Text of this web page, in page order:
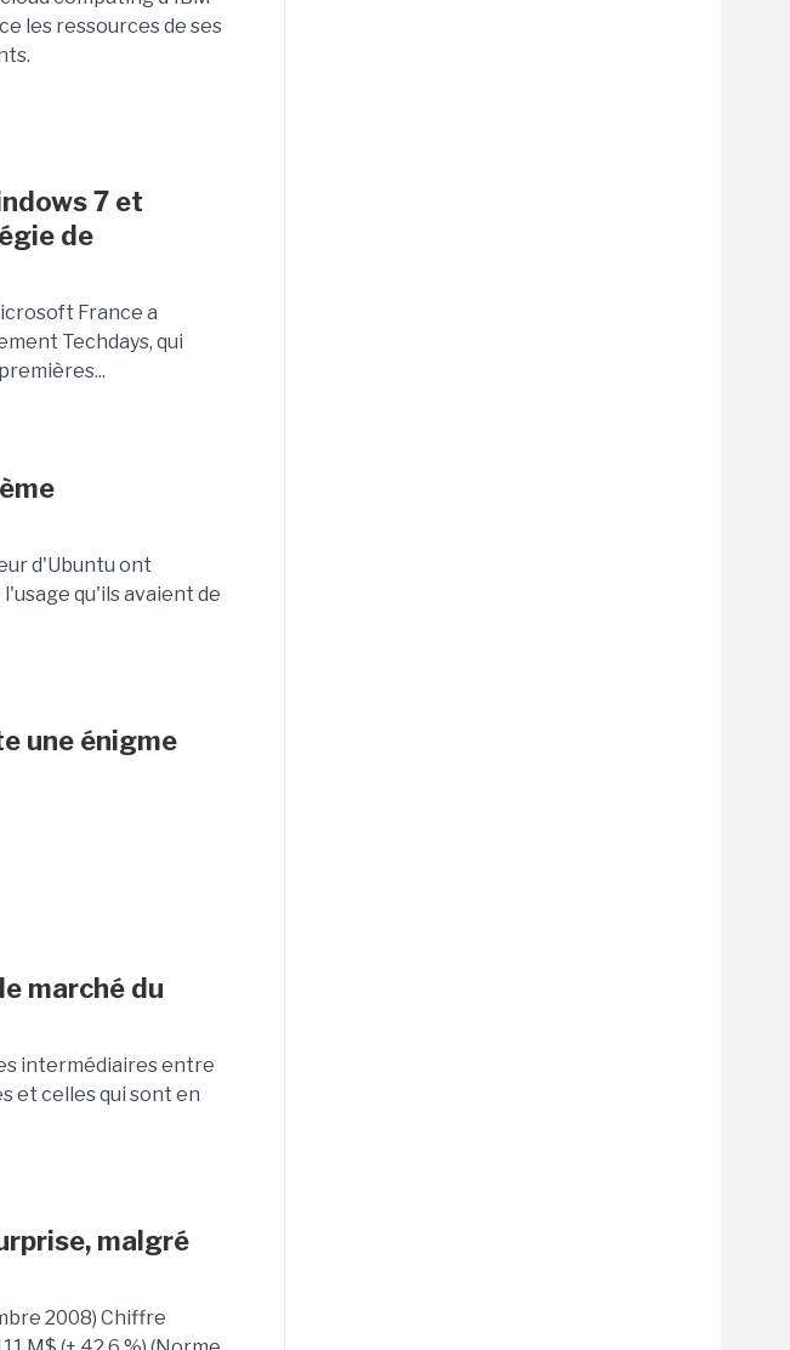
les ressources de ses
7 et
de
France a
Techdays, qui
d'Ubuntu ont
qu'ils avaient de
une énigme
marché du
intermédiaires entre
et celles qui sont en
malgré
2008) Chiffre